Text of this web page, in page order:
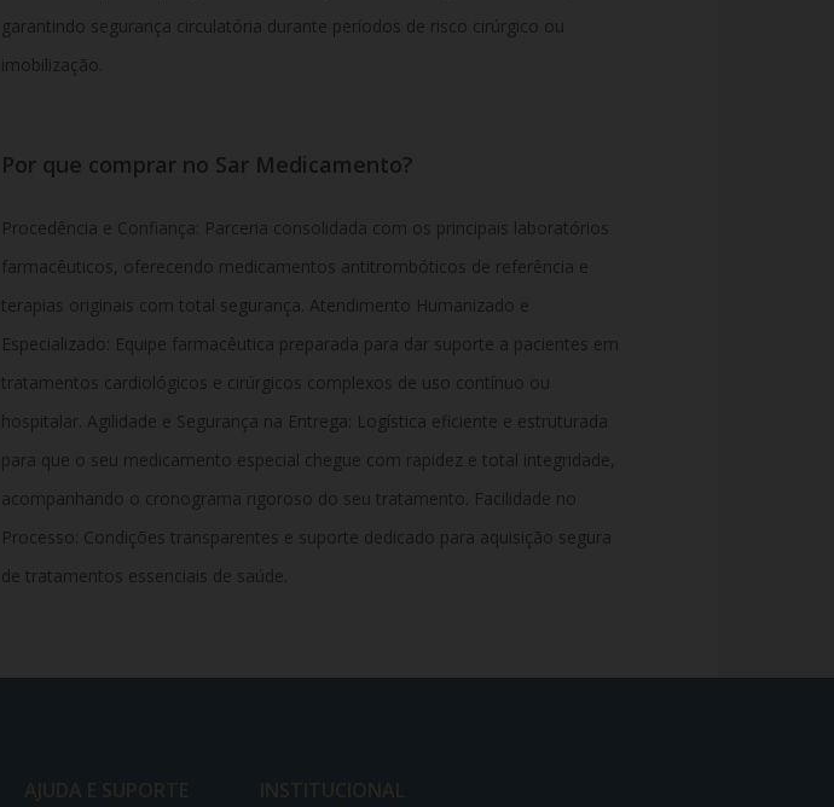
garantindo segurança circulatória durante períodos de risco cirúrgico ou
imobilização.
Por que comprar no Sar Medicamento?
Procedência e Confiança: Parceria consolidada com os principais laboratórios
farmacêuticos, oferecendo medicamentos antitrombóticos de referência e
terapias originais com total segurança. Atendimento Humanizado e
Especializado: Equipe farmacêutica preparada para dar suporte a pacientes em
tratamentos cardiológicos e cirúrgicos complexos de uso contínuo ou
hospitalar. Agilidade e Segurança na Entrega: Logística eficiente e estruturada
para que o seu medicamento especial chegue com rapidez e total integridade,
acompanhando o cronograma rigoroso do seu tratamento. Facilidade no
Processo: Condições transparentes e suporte dedicado para aquisição segura
de tratamentos essenciais de saúde.
AJUDA E SUPORTE INSTITUCIONAL